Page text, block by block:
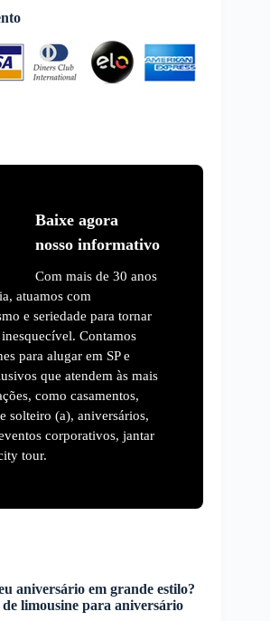
Baixe agora
nosso informativo
Com mais de 30 anos
atuamos com
e seriedade para tornar
Contamos
para alugar em SP e
que atendem às mais
como casamentos,
solteiro (a), aniversários,
corporativos, jantar
tour.
aniversário em grande estilo?
limousine para aniversário